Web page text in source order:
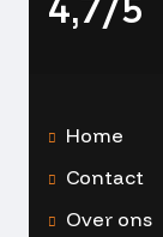
Home
Contact
Over ons